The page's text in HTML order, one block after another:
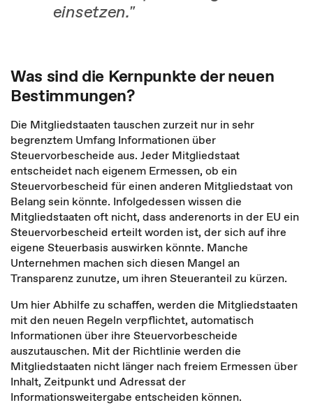
einsetzen."
Was sind die Kernpunkte der neuen
Bestimmungen?
Die Mitgliedstaaten tauschen zurzeit nur in sehr
begrenztem Umfang Informationen über
Steuervorbescheide aus. Jeder Mitgliedstaat
entscheidet nach eigenem Ermessen, ob ein
Steuervorbescheid für einen anderen Mitgliedstaat von
Belang sein könnte. Infolgedessen wissen die
Mitgliedstaaten oft nicht, dass anderenorts in der EU ein
Steuervorbescheid erteilt worden ist, der sich auf ihre
eigene Steuerbasis auswirken könnte. Manche
Unternehmen machen sich diesen Mangel an
Transparenz zunutze, um ihren Steueranteil zu kürzen.
Um hier Abhilfe zu schaffen, werden die Mitgliedstaaten
mit den neuen Regeln verpflichtet, automatisch
Informationen über ihre Steuervorbescheide
auszutauschen. Mit der Richtlinie werden die
Mitgliedstaaten nicht länger nach freiem Ermessen über
Inhalt, Zeitpunkt und Adressat der
Informationsweitergabe entscheiden können.